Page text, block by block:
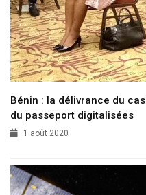
Bénin : la délivrance du
du passeport digitalisées
1 août 2020